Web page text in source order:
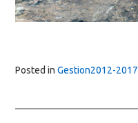
Posted in Gestion2012-2017